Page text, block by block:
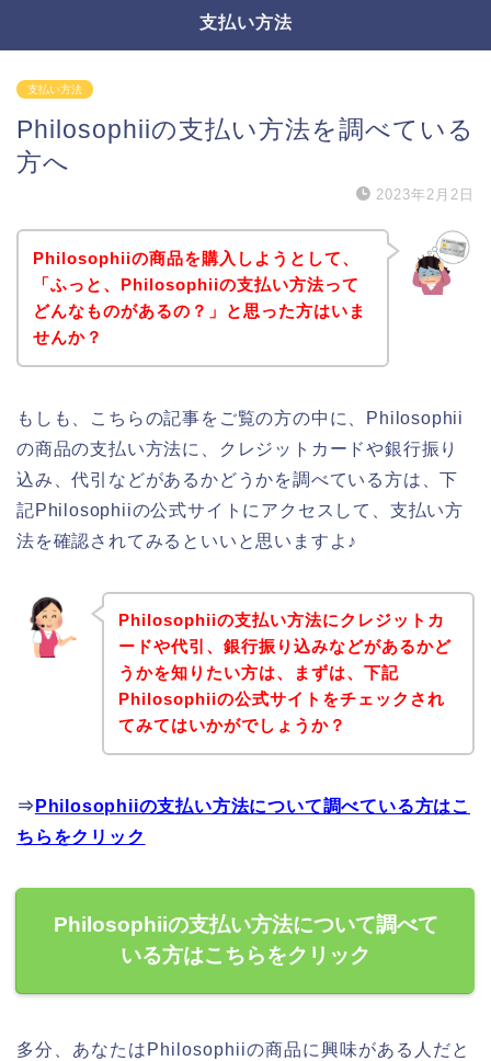
支払い方法
支払い方法
Philosophiiの支払い方法を調べている
方へ
2023年2月2日
Philosophiiの商品を購入しようとして、
「ふっと、Philosophiiの支払い方法って
どんなものがあるの？」と思った方はいま
せんか？
もしも、こちらの記事をご覧の方の中に、Philosophii
の商品の支払い方法に、クレジットカードや銀行振り
込み、代引などがあるかどうかを調べている方は、下
記Philosophiiの公式サイトにアクセスして、支払い方
法を確認されてみるといいと思いますよ♪
Philosophiiの支払い方法にクレジットカ
ードや代引、銀行振り込みなどがあるかど
うかを知りたい方は、まずは、下記
Philosophiiの公式サイトをチェックされ
てみてはいかがでしょうか？
⇒ Philosophiiの支払い方法について調べている方はこ
ちらをクリック
Philosophiiの支払い方法について調べて
いる方はこちらをクリック
多分、あなたはPhilosophiiの商品に興味がある人だと